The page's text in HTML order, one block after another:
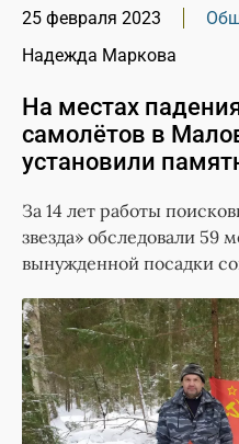
25 февраля 2023
Надежда Маркова
На местах
самолётов в
установили
За 14 лет работы
звезда» обследовали 59
вынужденной посадки